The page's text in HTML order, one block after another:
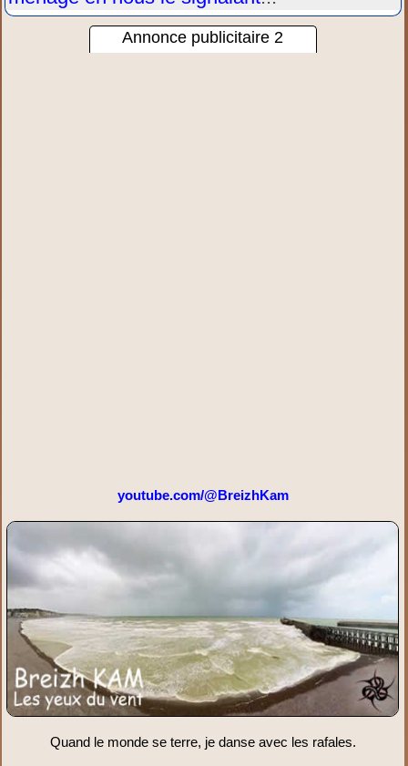
Annonce publicitaire 2
youtube.com/@BreizhKam
Quand le monde se terre, je danse avec les rafales.